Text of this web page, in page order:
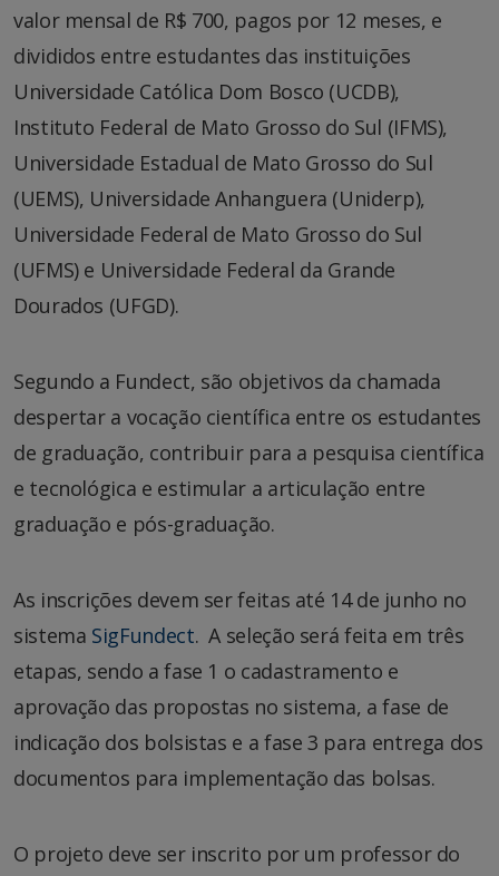
valor mensal de R$ 700, pagos por 12 meses, e
divididos entre estudantes das instituições
Universidade Católica Dom Bosco (UCDB),
Instituto Federal de Mato Grosso do Sul (IFMS),
Universidade Estadual de Mato Grosso do Sul
(UEMS), Universidade Anhanguera (Uniderp),
Universidade Federal de Mato Grosso do Sul
(UFMS) e Universidade Federal da Grande
Dourados (UFGD).
Segundo a Fundect, são objetivos da chamada
despertar a vocação científica entre os estudantes
de graduação, contribuir para a pesquisa científica
e tecnológica e estimular a articulação entre
graduação e pós-graduação.
As inscrições devem ser feitas até 14 de junho no
sistema SigFundect. A seleção será feita em três
etapas, sendo a fase 1 o cadastramento e
aprovação das propostas no sistema, a fase de
indicação dos bolsistas e a fase 3 para entrega dos
documentos para implementação das bolsas.
O projeto deve ser inscrito por um professor do